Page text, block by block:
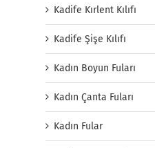
Kadife Kırlent Kılıfı
Kadife Şişe Kılıfı
Kadın Boyun Fuları
Kadın Çanta Fuları
Kadın Fular